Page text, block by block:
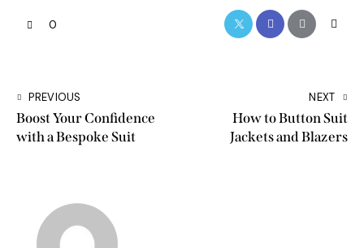
0
PREVIOUS
Boost Your Confidence
with a Bespoke Suit
NEXT
How to Button Suit
Jackets and Blazers